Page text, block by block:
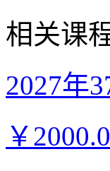
相关课
2027年
￥